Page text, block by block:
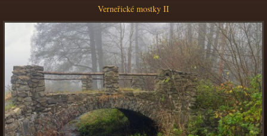
Verneřické mostky II